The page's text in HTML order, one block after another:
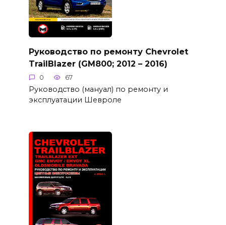
Руководство по ремонту Chevrolet
TrailBlazer (GM800; 2012 – 2016)
0 67
Руководство (мануал) по ремонту и
эксплуатации Шевроле